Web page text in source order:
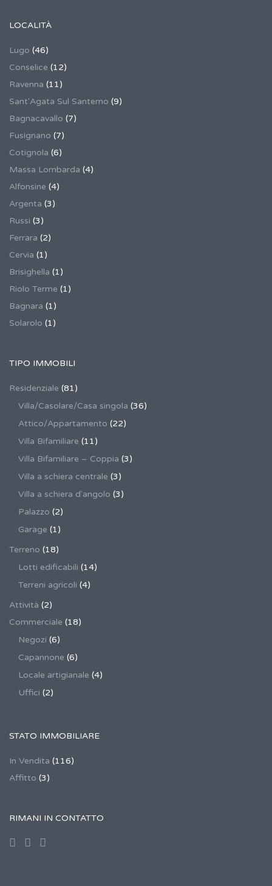
LOCALITÀ
Lugo (46)
Conselice (12)
Ravenna (11)
Sant'Agata Sul Santerno (9)
Bagnacavallo (7)
Fusignano (7)
Cotignola (6)
Massa Lombarda (4)
Alfonsine (4)
Argenta (3)
Russi (3)
Ferrara (2)
Cervia (1)
Brisighella (1)
Riolo Terme (1)
Bagnara (1)
Solarolo (1)
TIPO IMMOBILI
Residenziale (81)
Villa/Casolare/Casa singola (36)
Attico/Appartamento (22)
Villa Bifamiliare (11)
Villa Bifamiliare – Coppia (3)
Villa a schiera centrale (3)
Villa a schiera d'angolo (3)
Palazzo (2)
Garage (1)
Terreno (18)
Lotti edificabili (14)
Terreni agricoli (4)
Attività (2)
Commerciale (18)
Negozi (6)
Capannone (6)
Locale artigianale (4)
Uffici (2)
STATO IMMOBILIARE
In Vendita (116)
Affitto (3)
RIMANI IN CONTATTO